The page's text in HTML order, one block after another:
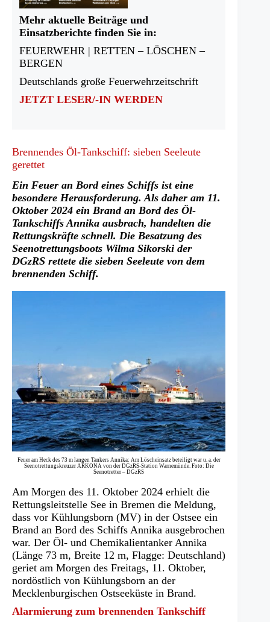
Mehr aktuelle Beiträge und
Einsatzberichte finden Sie in:
FEUERWEHR | RETTEN – LÖSCHEN –
BERGEN
Deutschlands große Feuerwehrzeitschrift
JETZT LESER/-IN WERDEN
Brennendes Öl-Tankschiff: sieben Seeleute
gerettet
Ein Feuer an Bord eines Schiffs ist eine
besondere Herausforderung. Als daher am 11.
Oktober 2024 ein Brand an Bord des Öl-
Tankschiffs Annika ausbrach, handelten die
Rettungskräfte schnell. Die Besatzung des
Seenotrettungsboots Wilma Sikorski der
DGzRS rettete die sieben Seeleute von dem
brennenden Schiff.
Feuer am Heck des 73 m langen Tankers Annika: Am Löscheinsatz beteiligt war u. a. der
Seenotrettungskreuzer ARKONA von der DGzRS-Station Warnemünde. Foto: Die
Seenotretter – DGzRS
Am Morgen des 11. Oktober 2024 erhielt die
Rettungsleitstelle See in Bremen die Meldung,
dass vor Kühlungsborn (MV) in der Ostsee ein
Brand an Bord des Schiffs Annika ausgebrochen
war. Der Öl- und Chemikalientanker Annika
(Länge 73 m, Breite 12 m, Flagge: Deutschland)
geriet am Morgen des Freitags, 11. Oktober,
nordöstlich von Kühlungsborn an der
Mecklenburgischen Ostseeküste in Brand.
Alarmierung zum brennenden Tankschiff